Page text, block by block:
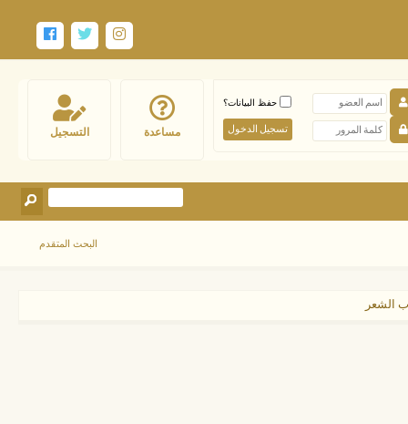
التسجيل مساعدة
حفظ البيانات؟
البحث المتقدم
الشعر